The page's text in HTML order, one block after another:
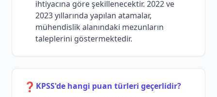
ihtiyacına göre şekillenecektir. 2022 ve
2023 yıllarında yapılan atamalar,
mühendislik alanındaki mezunların
taleplerini göstermektedir.
❓ KPSS'de hangi puan türleri geçerlidir?